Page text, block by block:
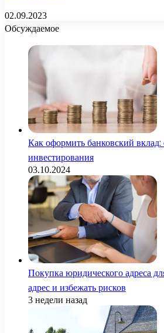
02.09.2023
Обсуждаемое
Как оформить банковский
инвестирования
03.10.2024
Покупка юридического адреса
адрес и избежать рисков
3 недели назад